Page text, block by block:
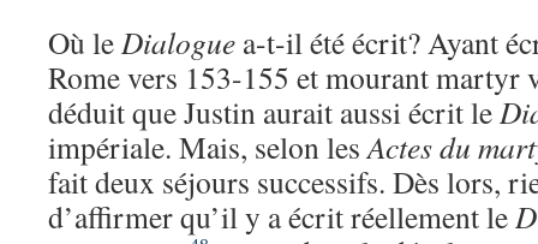
Où leDialogue a-t-il été écrit? Ayant
Rome vers 153-155 et mourant martyr
déduit que Justin aurait aussi écrit le
impériale. Mais, selon lesActes du
fait deux séjours successifs. Dès lors,
d’affirmer qu’il y a écrit réellement le